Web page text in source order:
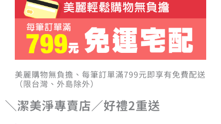
美麗購物無負擔、每筆訂單滿799元即享有免費配送
（限台灣、外島除外）
＼潔美淨專賣店／好禮2重送